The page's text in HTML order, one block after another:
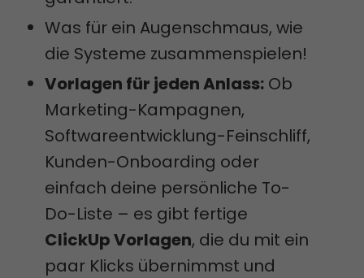
Was für ein Augenschmaus, wie
die Systeme zusammenspielen!
Vorlagen für jeden Anlass: Ob
Marketing-Kampagnen,
Softwareentwicklung-Feinschliff,
Kunden-Onboarding oder
einfach deine persönliche To-
Do-Liste – es gibt fertige
ClickUp Vorlagen, die du mit ein
paar Klicks übernimmst und